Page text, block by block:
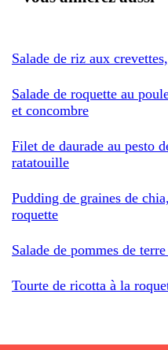
Salade de riz aux
Salade de roquette au
et concombre
Filet de daurade au pesto
ratatouille
Pudding de graines de
roquette
Salade de pommes de
Tourte de ricotta à la